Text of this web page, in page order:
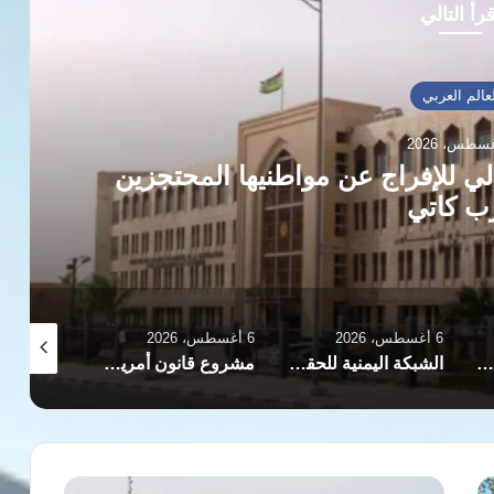
أقرأ التالي
العالم العربي
للإفراج عن مواطنيها المحتجزين
كاتي
منظمات حقوقية فلسطينية تكشف تفاصيل وحشية الاعتقال والتعذيب لمدير مستشفى شمال قطاع غزة في السجون
6 أغسطس، 2026
الشبكة اليمنية للحقوق والحريات تدين إغراق الحوثيين سفينة مساعدات بالبحر الأحمر
6 أغسطس، 2026
مشروع قانون أمريكي من الحزبين لمواجهة الفظائع ووقف حرب السودان
المسلحون